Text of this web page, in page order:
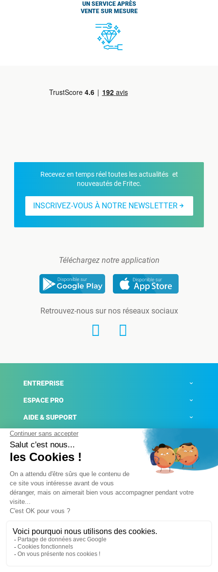
UN SERVICE APRÈS
VENTE SUR MESURE
Recevez en temps réel toutes les actualités et
nouveautés de Fritec.
INSCRIVEZ-VOUS À NOTRE NEWSLETTER
Téléchargez notre application
Retrouvez-nous sur nos réseaux sociaux
ENTREPRISE
ESPACE PRO
AIDE & SUPPORT
ACTUALITÉS
Mentions légales
Conditions générales de ventes
Plateforme de signalement